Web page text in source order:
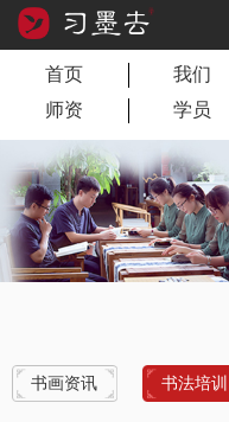
首页 我们
师资
学员
书画资讯 书法培训